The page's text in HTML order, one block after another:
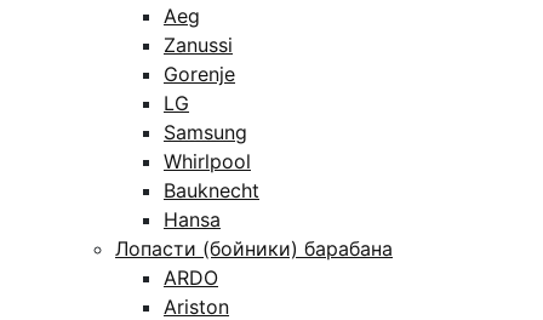
Aeg
Zanussi
Gorenje
LG
Samsung
Whirlpool
Bauknecht
Hansa
Лопасти (бойники) барабана
ARDO
Ariston